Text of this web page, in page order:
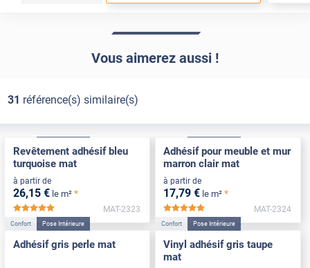
Vous aimerez aussi !
31 référence(s) similaire(s)
Revêtement adhésif bleu
turquoise mat
à partir de
26,15 € le m² *
*****
MAT-2323
Adhésif pour meuble et mur
marron clair mat
à partir de
17,79 € le m² *
MAT-2324
Confort Pose Intérieure
Adhésif gris perle mat
Confort Pose Intérieure
Vinyl adhésif gris taupe
mat